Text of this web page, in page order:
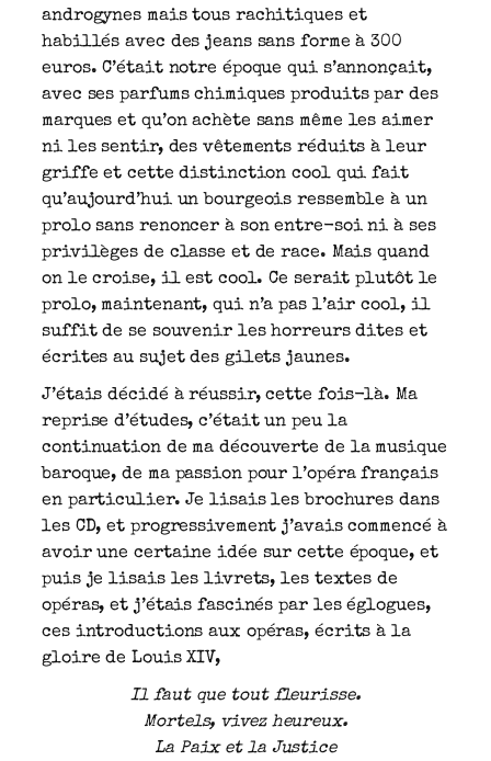
androgynes mais tous rachitiques et
habillés avec des jeans sans forme à 300
euros. C’était notre époque qui s’annonçait,
avec ses parfums chimiques produits par des
marques et qu’on achète sans même les aimer
ni les sentir, des vêtements réduits à leur
griffe et cette distinction cool qui fait
qu’aujourd’hui un bourgeois ressemble à un
prolo sans renoncer à son entre-soi ni à ses
privilèges de classe et de race. Mais quand
on le croise, il est cool. Ce serait plutôt le
prolo, maintenant, qui n’a pas l’air cool, il
suffit de se souvenir les horreurs dites et
écrites au sujet des gilets jaunes.
J’étais décidé à réussir, cette fois-là. Ma
reprise d’études, c’était un peu la
continuation de ma découverte de la musique
baroque, de ma passion pour l’opéra français
en particulier. Je lisais les brochures dans
les CD, et progressivement j’avais commencé à
avoir une certaine idée sur cette époque, et
puis je lisais les livrets, les textes de
opéras, et j’étais fascinés par les églogues,
ces introductions aux opéras, écrits à la
gloire de Louis XIV,
Il faut que tout fleurisse.
Mortels, vivez heureux.
La Paix et la Justice